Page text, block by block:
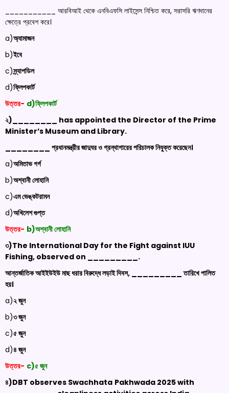
___________ আরবিআই থেকে এনবিএফসি লাইসেন্স নিশ্চিত করে, সরাসরি ঋণদানের
ক্ষেত্রে প্রবেশ করে।
a)অ্যামাজন
b)ইবে
c)স্ন্যাপডিল
d)ফ্লিপকার্ট
উত্তর- d)ফ্লিপকার্ট
২) ________ has appointed the Director of the Prime
Minister’s Museum and Library.
________ প্রধানমন্ত্রীর জাদুঘর ও গ্রন্থাগারের পরিচালক নিযুক্ত করেছেন।
a)অমিতাভ গর্গ
b)অশ্বানী লোহানি
c)এম ভেঙ্কটরামন
d)অখিলেশ গুপ্ত
উত্তর- b)অশ্বানী লোহানি
৩)The International Day for the Fight against IUU
Fishing, observed on _________.
আন্তর্জাতিক আইইউইউ মাছ ধরার বিরুদ্ধে লড়াই দিবস, _________ তারিখে পালিত
হয়।
a)২ জুন
b)৩ জুন
c)৫ জুন
d)৪ জুন
উত্তর- c)৫ জুন
৪)DBT observes Swachhata Pakhwada 2025 with